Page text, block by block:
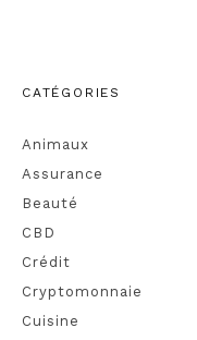
CATÉGORIES
Animaux
Assurance
Beauté
CBD
Crédit
Cryptomonnaie
Cuisine